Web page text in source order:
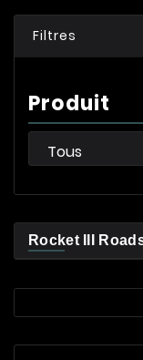
Filtres
Produit
Rocket III